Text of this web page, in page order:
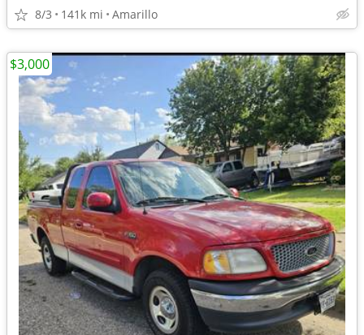
8/3 141k mi Amarillo
$3,000